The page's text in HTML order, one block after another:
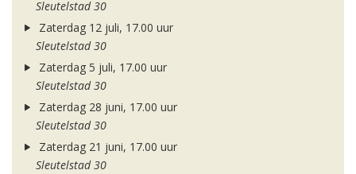
Sleutelstad 30
Zaterdag 12 juli, 17.00 uur
Sleutelstad 30
Zaterdag 5 juli, 17.00 uur
Sleutelstad 30
Zaterdag 28 juni, 17.00 uur
Sleutelstad 30
Zaterdag 21 juni, 17.00 uur
Sleutelstad 30